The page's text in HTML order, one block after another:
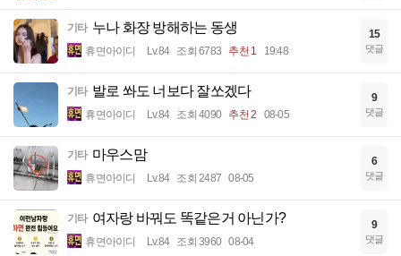
기타 누나 화장 방해하는 동생
휴면아이디 Lv.84 조회 6783 추천 1 19:48
15
댓글
기타 발로 쏴도 너보다 잘쏘겠다
휴면아이디 Lv.84 조회 4090 추천 2 08-05
9
댓글
기타 마우스맘
휴면아이디 Lv.84 조회 2487 08-05
6
댓글
기타 여자랑 바꿔도 똑같은거 아닌가?
휴면아이디 Lv.84 조회 3960 08-04
9
댓글